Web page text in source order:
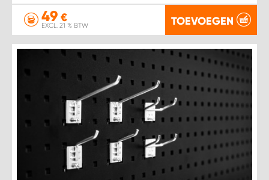
49 €
EXCL. 21 % BTW TOEVOEGEN